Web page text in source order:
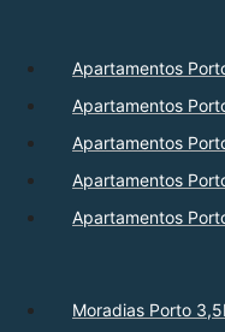
Apartamentos
Apartamentos
Apartamentos
Apartamentos
Apartamentos
Moradias Porto